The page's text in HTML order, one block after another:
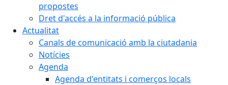
propostes
Dret d'accés a la informació pública
Actualitat
Canals de comunicació amb la ciutadania
Notícies
Agenda
Agenda d'entitats i comerços locals